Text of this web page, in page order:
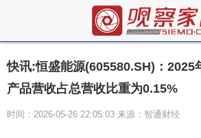
快讯:恒盛能源(605580.SH)：2025
产品营收占总营收比重为0.15%
时间：2026-05-26 22:05:03 来源：智通财经